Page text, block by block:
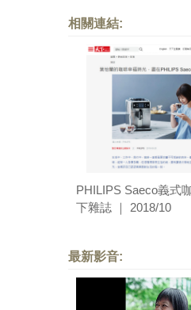
相關連結:
PHILIPS Saeco義式
下雜誌 ｜ 2018/10
最新影音: